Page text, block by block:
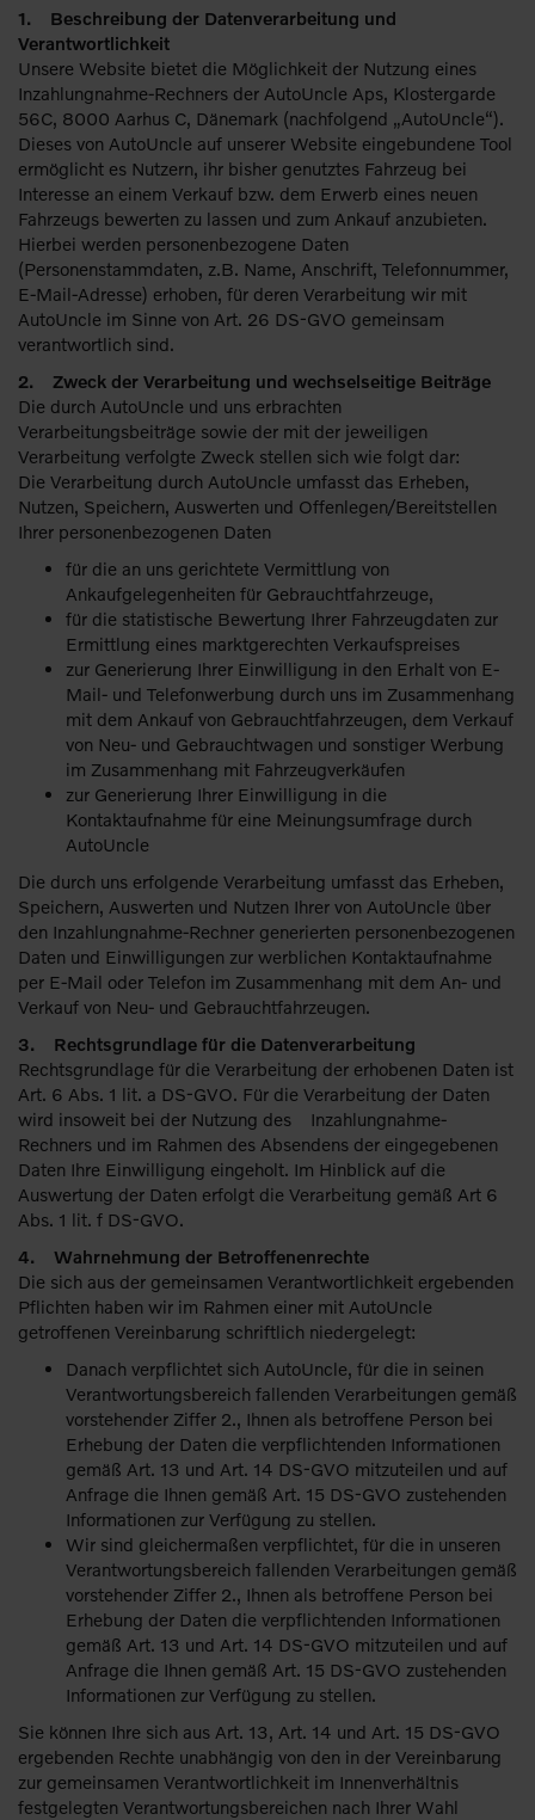
1. Beschreibung der Datenverarbeitung und
Verantwortlichkeit
Unsere Website bietet die Möglichkeit der Nutzung eines
Inzahlungnahme-Rechners der AutoUncle Aps, Klostergarde
56C, 8000 Aarhus C, Dänemark (nachfolgend „AutoUncle“).
Dieses von AutoUncle auf unserer Website eingebundene Tool
ermöglicht es Nutzern, ihr bisher genutztes Fahrzeug bei
Interesse an einem Verkauf bzw. dem Erwerb eines neuen
Fahrzeugs bewerten zu lassen und zum Ankauf anzubieten.
Hierbei werden personenbezogene Daten
(Personenstammdaten, z.B. Name, Anschrift, Telefonnummer,
E-Mail-Adresse) erhoben, für deren Verarbeitung wir mit
AutoUncle im Sinne von Art. 26 DS-GVO gemeinsam
verantwortlich sind.
2. Zweck der Verarbeitung und wechselseitige Beiträge
Die durch AutoUncle und uns erbrachten
Verarbeitungsbeiträge sowie der mit der jeweiligen
Verarbeitung verfolgte Zweck stellen sich wie folgt dar:
Die Verarbeitung durch AutoUncle umfasst das Erheben,
Nutzen, Speichern, Auswerten und Offenlegen/Bereitstellen
Ihrer personenbezogenen Daten
für die an uns gerichtete Vermittlung von
Ankaufgelegenheiten für Gebrauchtfahrzeuge,
für die statistische Bewertung Ihrer Fahrzeugdaten zur
Ermittlung eines marktgerechten Verkaufspreises
zur Generierung Ihrer Einwilligung in den Erhalt von E-
Mail- und Telefonwerbung durch uns im Zusammenhang
mit dem Ankauf von Gebrauchtfahrzeugen, dem Verkauf
von Neu- und Gebrauchtwagen und sonstiger Werbung
im Zusammenhang mit Fahrzeugverkäufen
zur Generierung Ihrer Einwilligung in die
Kontaktaufnahme für eine Meinungsumfrage durch
AutoUncle
Die durch uns erfolgende Verarbeitung umfasst das Erheben,
Speichern, Auswerten und Nutzen Ihrer von AutoUncle über
den Inzahlungnahme-Rechner generierten personenbezogenen
Daten und Einwilligungen zur werblichen Kontaktaufnahme
per E-Mail oder Telefon im Zusammenhang mit dem An- und
Verkauf von Neu- und Gebrauchtfahrzeugen.
3. Rechtsgrundlage für die Datenverarbeitung
Rechtsgrundlage für die Verarbeitung der erhobenen Daten ist
Art. 6 Abs. 1 lit. a DS-GVO. Für die Verarbeitung der Daten
wird insoweit bei der Nutzung des Inzahlungnahme-
Rechners und im Rahmen des Absendens der eingegebenen
Daten Ihre Einwilligung eingeholt. Im Hinblick auf die
Auswertung der Daten erfolgt die Verarbeitung gemäß Art 6
Abs. 1 lit. f DS-GVO.
4. Wahrnehmung der Betroffenenrechte
Die sich aus der gemeinsamen Verantwortlichkeit ergebenden
Pflichten haben wir im Rahmen einer mit AutoUncle
getroffenen Vereinbarung schriftlich niedergelegt:
Danach verpflichtet sich AutoUncle, für die in seinen
Verantwortungsbereich fallenden Verarbeitungen gemäß
vorstehender Ziffer 2., Ihnen als betroffene Person bei
Erhebung der Daten die verpflichtenden Informationen
gemäß Art. 13 und Art. 14 DS-GVO mitzuteilen und auf
Anfrage die Ihnen gemäß Art. 15 DS-GVO zustehenden
Informationen zur Verfügung zu stellen.
Wir sind gleichermaßen verpflichtet, für die in unseren
Verantwortungsbereich fallenden Verarbeitungen gemäß
vorstehender Ziffer 2., Ihnen als betroffene Person bei
Erhebung der Daten die verpflichtenden Informationen
gemäß Art. 13 und Art. 14 DS-GVO mitzuteilen und auf
Anfrage die Ihnen gemäß Art. 15 DS-GVO zustehenden
Informationen zur Verfügung zu stellen.
Sie können Ihre sich aus Art. 13, Art. 14 und Art. 15 DS-GVO
ergebenden Rechte unabhängig von den in der Vereinbarung
zur gemeinsamen Verantwortlichkeit im Innenverhältnis
festgelegten Verantwortungsbereichen nach Ihrer Wahl